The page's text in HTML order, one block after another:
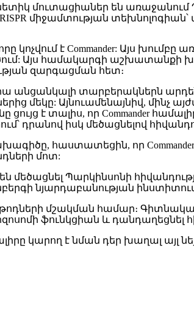
մուտացիաներ են առաջանում
միջամտության տեխնոլոգիան՝
է Commander: Այս խումբը
Այս համակարգի աշխատանքի
զարգացման հետ։
անցանկալի տարբերակներն
մեկը: Այնուամենայնիվ, մինչ
է տալիս, որ Commander
դրանով իսկ մեծացնելով
հաստատեցին, որ
մոտ:
մեծացնել Պարկինսոնի
նյարդաբանության
մշակման համար։
ֆունկցիան և
կարող է նման դեր խաղալ այլ